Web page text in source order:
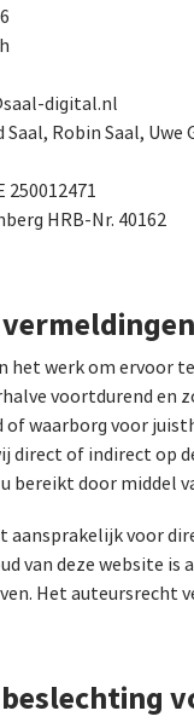
digital.nl
Robin Saal, Uwe
250012471
HRB-Nr. 40162
het werk om ervoor
voortdurend en
of waarborg voor
direct of indirect op
bereikt door middel
aansprakelijk voor
van deze website
Het auteursrecht